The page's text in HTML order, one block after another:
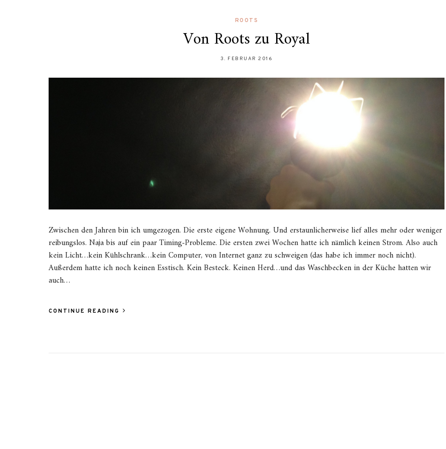
ROOTS
Von Roots zu Royal
3. FEBRUAR 2016
Zwischen den Jahren bin ich umgezogen. Die erste eigene Wohnung. Und erstaunlicherweise lief alles mehr oder weniger
reibungslos. Naja bis auf ein paar Timing-Probleme. Die ersten zwei Wochen hatte ich nämlich keinen Strom. Also auch
kein Licht…kein Kühlschrank…kein Computer, von Internet ganz zu schweigen (das habe ich immer noch nicht).
Außerdem hatte ich noch keinen Esstisch. Kein Besteck. Keinen Herd…und das Waschbecken in der Küche hatten wir
auch…
CONTINUE READING